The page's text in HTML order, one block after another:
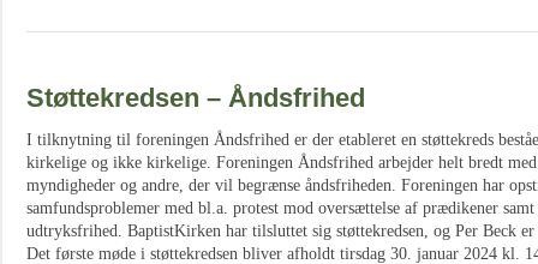
Støttekredsen – Åndsfrihed
I tilknytning til foreningen Åndsfrihed er der etableret en støttekreds
kirkelige og ikke kirkelige. Foreningen Åndsfrihed arbejder helt bredt
myndigheder og andre, der vil begrænse åndsfriheden. Foreningen har
samfundsproblemer med bl.a. protest mod oversættelse af prædikener
udtryksfrihed. BaptistKirken har tilsluttet sig støttekredsen, og Per Beck er
Det første møde i støttekredsen bliver afholdt tirsdag 30. januar 2024 kl.